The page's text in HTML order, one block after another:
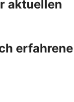
aktuellen
erfahrene